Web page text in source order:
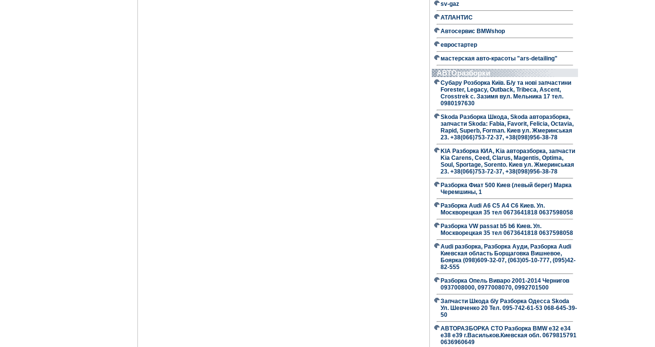
sv-gaz
АТЛАНТИС
Автосервис BMWshop
евростартер
мастерская авто-красоты "ars-detailing"
АВТОразборки
Субару Розборка Київ. Б/у та нові запчастини
Forester, Legacy, Outback, Tribeca, Ascent,
Crosstrek с. Зазимя вул. Мельника 17 тел.
0980197630
Skoda Разборка Шкода, Skoda авторазборка,
запчасти Skoda: Fabia, Favorit, Felicia, Octavia,
Rapid, Superb, Forman. Киев ул. Жмеринськая
23. +38(066)753-72-37, +38(098)956-38-78
KIA Разборка КИА, Kia авторазборка, запчасти
Kia Carens, Ceed, Clarus, Magentis, Optima,
Soul, Sportage, Sorento. Киев ул. Жмеринськая
23. +38(066)753-72-37, +38(098)956-38-78
Разборка Фиат 500 Киев (левый берег) Марка
Черемшины, 1
Разборка Audi A6 C5 A4 C6 Киев. Ул.
Москворецкая 35 тел 0673641818 0637598058
Разборка VW passat b5 b6 Киев. Ул.
Москворецкая 35 тел 0673641818 0637598058
Audi разборка, Разборка Ауди, Разборка Audi
Киевская область Борщаговка Вишневое,
Боярка (098)609-32-07, (063)05-10-777, (095)42-
82-555
Разборка Опель Виваро 2001-2014 Чернигов
0937008000, 0977008070, 0992701500
Запчасти Шкода б/у Разборка Одесса Skoda
Ул. Шевченко 20 Тел. 095-742-61-53 068-645-39-
50
АВТОРАЗБОРКА СТО Разборка BMW е32 е34
е38 е39 г.Васильков.Киевская обл. 0679815791
0636960649